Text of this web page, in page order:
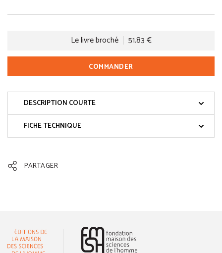
Le livre broché 51.83 €
COMMANDER
DESCRIPTION COURTE
FICHE TECHNIQUE
PARTAGER